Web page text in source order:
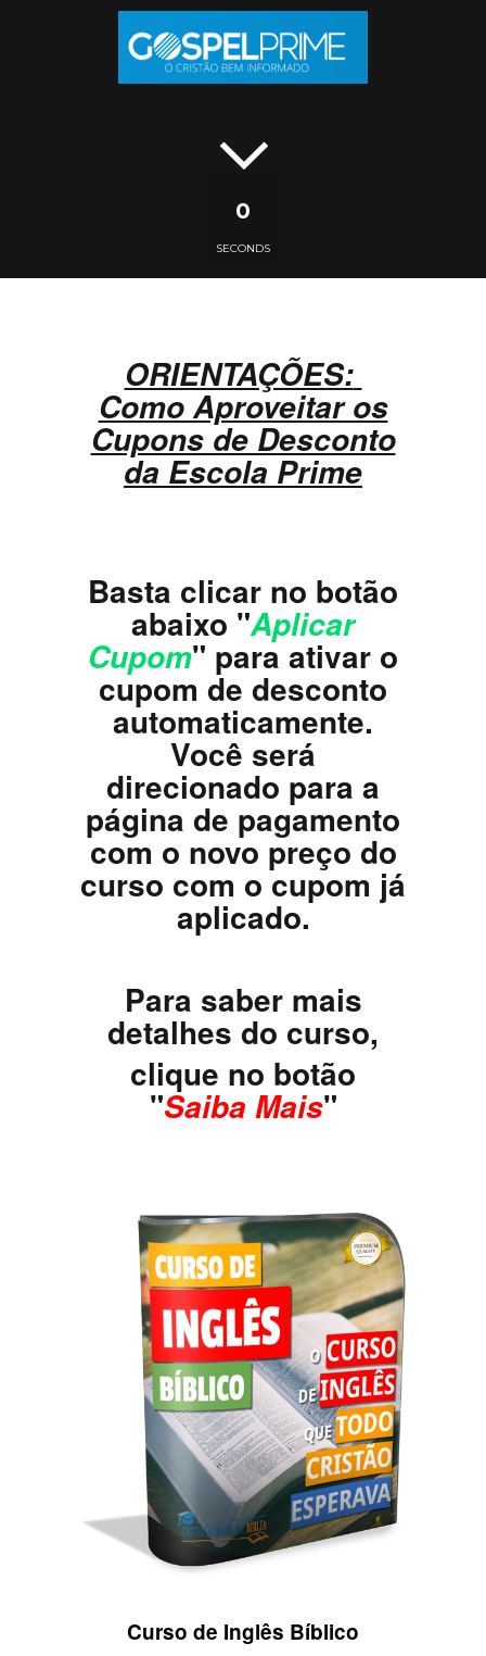
0
SECONDS
ORIENTAÇÕES:
Como Aproveitar os
Cupons de Desconto
da Escola Prime
Basta clicar no botão
abaixo "Aplicar
Cupom" para ativar o
cupom de desconto
automaticamente.
Você será
direcionado para a
página de pagamento
com o novo preço do
curso com o cupom já
aplicado.
Para saber mais
detalhes do curso,
clique no botão
"Saiba Mais"
Curso de Inglês Bíblico